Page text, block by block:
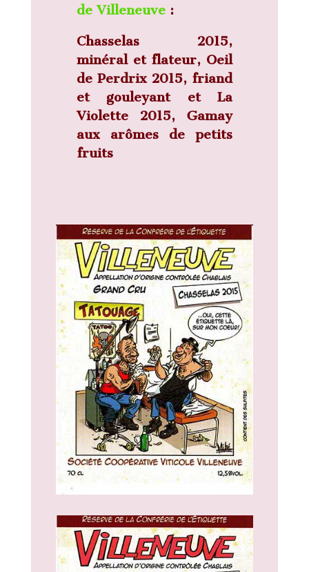
de Villeneuve:
Chasselas 2015,
minéral et flateur, Oeil
de Perdrix 2015, friand
et gouleyant et La
Violette 2015, Gamay
aux arômes de petits
fruits